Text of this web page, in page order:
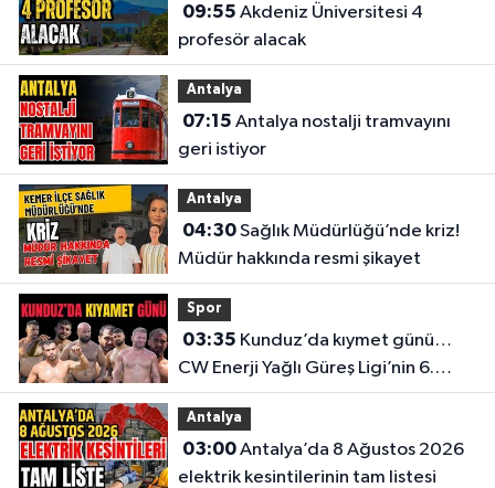
09:55
profesör alacak
Antalya
07:15
geri istiyor
Antalya
04:30Sağlık Müdürlüğü’nde kriz!
Müdür hakkında resmi şikayet
Spor
03:35
CW Enerji Yağlı Güreş Ligi’nin 6.
Etabı öncesi nefesler tutuldu
Antalya
03:00Antalya’da 8 Ağustos 2026
elektrik kesintilerinin tam listesi